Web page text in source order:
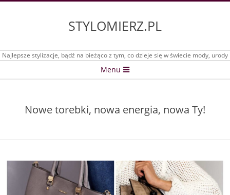
STYLOMIERZ.PL
Najlepsze stylizacje, bądź na bieżąco z tym, co dzieje się w świecie mody, urody
Menu
Nowe torebki, nowa energia, nowa Ty!